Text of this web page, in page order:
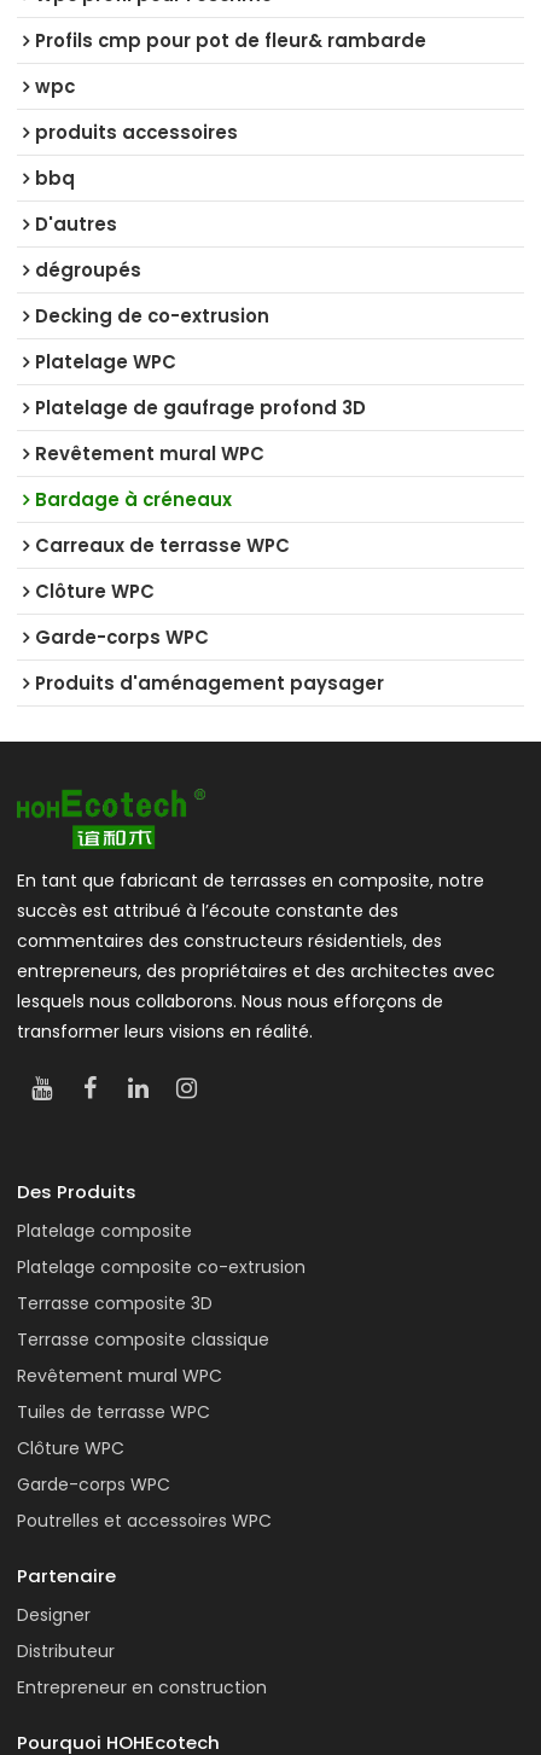
Profils cmp pour pot de fleur& rambarde
wpc
produits accessoires
bbq
D'autres
dégroupés
Decking de co-extrusion
Platelage WPC
Platelage de gaufrage profond 3D
Revêtement mural WPC
Bardage à créneaux
Carreaux de terrasse WPC
Clôture WPC
Garde-corps WPC
Produits d'aménagement paysager
En tant que fabricant de terrasses en composite, notre
succès est attribué à l’écoute constante des
commentaires des constructeurs résidentiels, des
entrepreneurs, des propriétaires et des architectes avec
lesquels nous collaborons. Nous nous efforçons de
transformer leurs visions en réalité.
Des Produits
Platelage composite
Platelage composite co-extrusion
Terrasse composite 3D
Terrasse composite classique
Revêtement mural WPC
Tuiles de terrasse WPC
Clôture WPC
Garde-corps WPC
Poutrelles et accessoires WPC
Partenaire
Designer
Distributeur
Entrepreneur en construction
Pourquoi HOHEcotech